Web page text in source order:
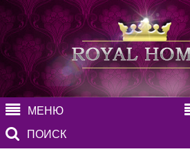
МЕНЮ
ПОИСК